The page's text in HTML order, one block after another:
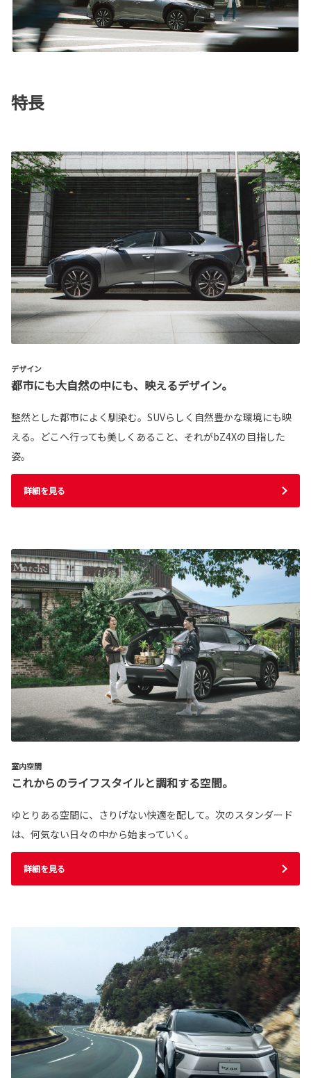
特長
デザイン
都市にも大自然の中にも、映えるデザイン。
整然とした都市によく馴染む。SUVらしく自然豊かな環境にも映
える。どこへ行っても美しくあること、それがbZ4Xの目指した
姿。
詳細を見る
室内空間
これからのライフスタイルと調和する空間。
ゆとりある空間に、さりげない快適を配して。次のスタンダード
は、何気ない日々の中から始まっていく。
詳細を見る